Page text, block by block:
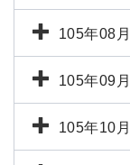
105年08
105年09
105年10